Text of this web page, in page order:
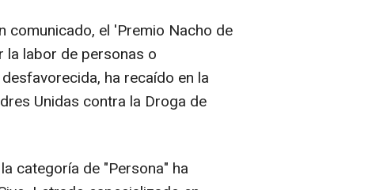
comunicado, el 'Premio Nacho de
la labor de personas o
ha recaído en la
Unidas contra la Droga de
categoría de "Persona" ha